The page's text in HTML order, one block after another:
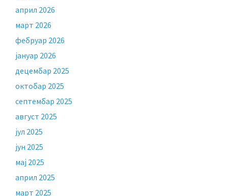
април 2026
март 2026
фебруар 2026
јануар 2026
децембар 2025
октобар 2025
септембар 2025
август 2025
јул 2025
јун 2025
мај 2025
април 2025
март 2025